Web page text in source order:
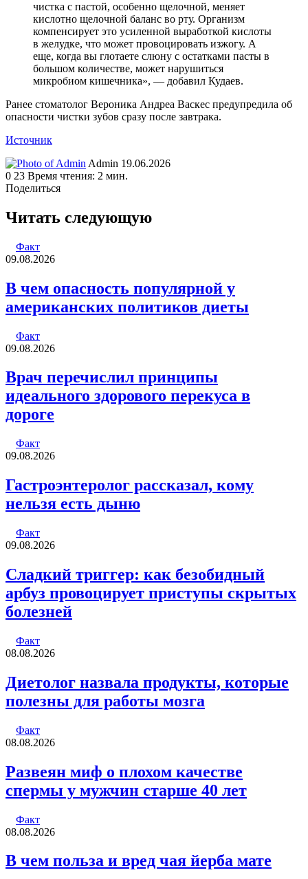
чистка с пастой, особенно щелочной, меняет
кислотно щелочной баланс во рту. Организм
компенсирует это усиленной выработкой кислоты
в желудке, что может провоцировать изжогу. А
еще, когда вы глотаете слюну с остатками пасты в
большом количестве, может нарушиться
микробиом кишечника», — добавил Кудаев.
Ранее стоматолог Вероника Андреа Васкес предупредила об
опасности чистки зубов сразу после завтрака.
Источник
Admin Send
an
19.06.2026
0 23 Время чтения: 2 мин.
Поделиться
через
электронную
Читать следующую
Факт
09.08.2026
В чем опасность популярной у
американских политиков диеты
Факт
09.08.2026
Врач перечислил принципы
идеального здорового перекуса в
дороге
Факт
09.08.2026
Гастроэнтеролог рассказал, кому
нельзя есть дыню
Факт
09.08.2026
Сладкий триггер: как безобидный
арбуз провоцирует приступы скрытых
болезней
Факт
08.08.2026
Диетолог назвала продукты, которые
полезны для работы мозга
Факт
08.08.2026
Развеян миф о плохом качестве
спермы у мужчин старше 40 лет
Факт
08.08.2026
В чем польза и вред чая йерба мате